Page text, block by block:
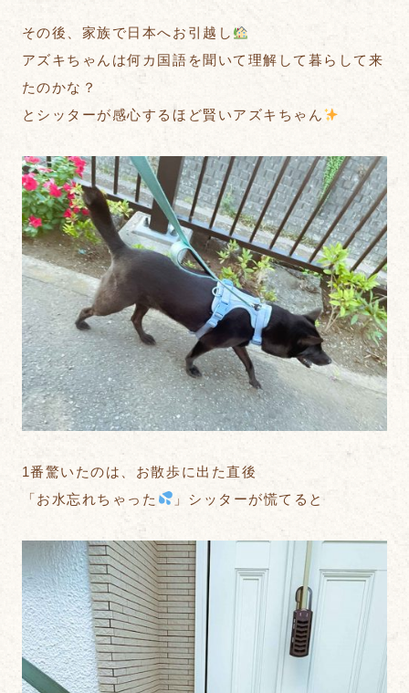
その後、家族で日本へお引越し
アズキちゃんは何カ国語を聞いて理解して暮らして来
たのかな？
とシッターが感心するほど賢いアズキちゃん
1番驚いたのは、お散歩に出た直後
「お水忘れちゃった
」シッターが慌てると